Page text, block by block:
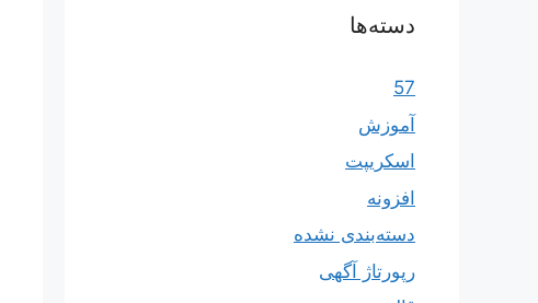
دسته‌ها
57
آموزش
اسکریپت
افزونه
دسته‌بندی نشده
رپورتاژ آگهی